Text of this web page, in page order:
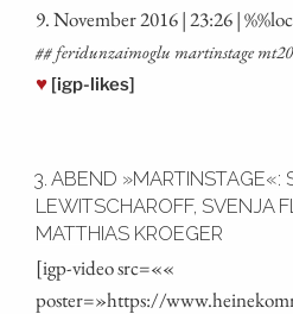
9. Novem­ber 2016 | 23:26 |
## fer­id­un­za­i­mo­g­lu mar­tins­ta­ge
♥ [igp-likes]
3. ABEND »MARTINSTAGE«:
LEWITSCHAROFF, SVENJA
MATTHIAS KROEGER
[igp-video src=««
poster=»https://